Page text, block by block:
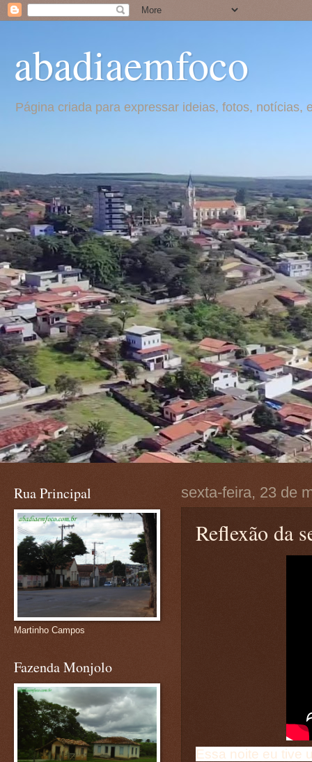
abadiaemfoco
Página criada para expressar ideias, fotos,
sexta-feira, 23 de
Reflexão da
Essa noite eu tive
Rua Principal
Martinho Campos
Fazenda Monjolo